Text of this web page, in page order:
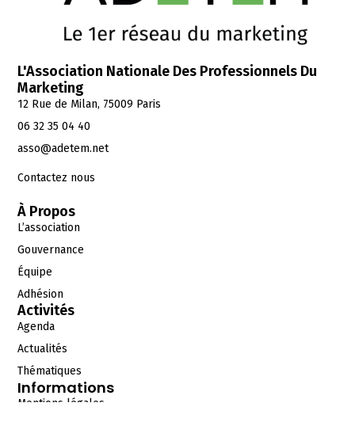
L'Association Nationale Des Professionnels Du
Marketing
12 Rue de Milan, 75009 Paris
06 32 35 04 40
asso@adetem.net
Contactez nous
À Propos
L’association
Gouvernance
Équipe
Adhésion
Activités
Agenda
Actualités
Thématiques
Informations
Mentions légales